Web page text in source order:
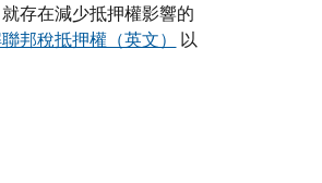
存在減少抵押權影響的
邦稅抵押權（英文）
以